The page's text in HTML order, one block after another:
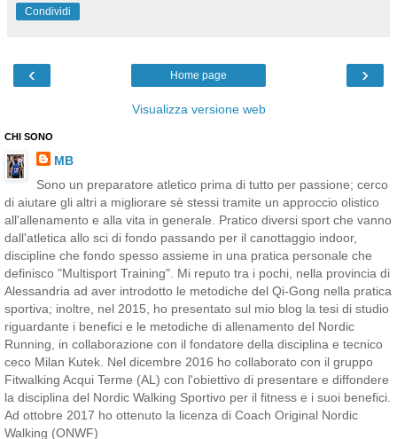
Condividi
‹ ›
Home page
Visualizza versione web
CHI SONO
MB
Sono un preparatore atletico prima di tutto per passione; cerco
di aiutare gli altri a migliorare sè stessi tramite un approccio olistico
all'allenamento e alla vita in generale. Pratico diversi sport che vanno
dall'atletica allo sci di fondo passando per il canottaggio indoor,
discipline che fondo spesso assieme in una pratica personale che
definisco "Multisport Training". Mi reputo tra i pochi, nella provincia di
Alessandria ad aver introdotto le metodiche del Qi-Gong nella pratica
sportiva; inoltre, nel 2015, ho presentato sul mio blog la tesi di studio
riguardante i benefici e le metodiche di allenamento del Nordic
Running, in collaborazione con il fondatore della disciplina e tecnico
ceco Milan Kutek. Nel dicembre 2016 ho collaborato con il gruppo
Fitwalking Acqui Terme (AL) con l'obiettivo di presentare e diffondere
la disciplina del Nordic Walking Sportivo per il fitness e i suoi benefici.
Ad ottobre 2017 ho ottenuto la licenza di Coach Original Nordic
Walking (ONWF)